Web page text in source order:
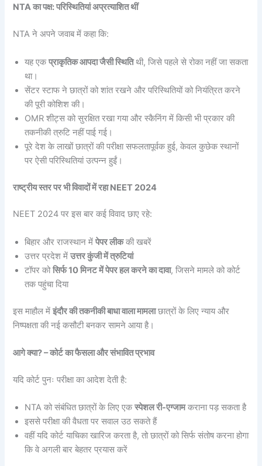
NTA का पक्ष: परिस्थितियां अप्रत्याशित थीं
NTA ने अपने जवाब में कहा कि:
यह एकप्राकृतिक आपदा जैसी स्थितिथी, जिसे पहले से रोका नहीं जा सकता
था।
सेंटर स्टाफ ने छात्रों को शांत रखने और परिस्थितियों को नियंत्रित करने
की पूरी कोशिश की।
OMR शीट्स को सुरक्षित रखा गया और स्कैनिंग में किसी भी प्रकार की
तकनीकी त्रुटि नहीं पाई गई।
पूरे देश के लाखों छात्रों की परीक्षा सफलतापूर्वक हुई, केवल कुछेक स्थानों
पर ऐसी परिस्थितियां उत्पन्न हुईं।
राष्ट्रीय स्तर पर भी विवादों में रहा NEET 2024
NEET 2024 पर इस बार कई विवाद छाए रहे:
बिहार और राजस्थान मेंपेपर लीककी खबरें
उत्तर प्रदेश मेंउत्तर कुंजी में त्रुटियां
टॉपर कोसिर्फ 10 मिनट में पेपर हल करने का दावा, जिसने मामले को कोर्ट
तक पहुंचा दिया
इस माहौल मेंइंदौर की तकनीकी बाधा वाला मामलाछात्रों के लिए न्याय और
निष्पक्षता की नई कसौटी बनकर सामने आया है।
आगे क्या? – कोर्ट का फैसला और संभावित प्रभाव
यदि कोर्ट पुनः परीक्षा का आदेश देती है:
NTA को संबंधित छात्रों के लिए एकस्पेशल री-एग्जामकराना पड़ सकता है
इससे परीक्षा की वैधता पर सवाल उठ सकते हैं
वहीं यदि कोर्ट याचिका खारिज करता है, तो छात्रों को सिर्फ संतोष करना होगा
कि वे अगली बार बेहतर प्रयास करें